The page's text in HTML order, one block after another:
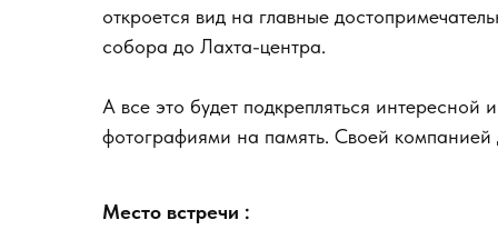
откроется вид на главные
собора до Лахта-центра.
А все это будет подкрепляться интересной
фотографиями на память. Своей компанией
Место встречи :